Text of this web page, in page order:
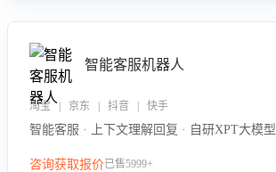
智能客服机器人
淘宝 | 京东 | 抖音 | 快手
智能客服 · 上下文理解回复 · 自研XPT大模型
咨询获取报价已售5999+